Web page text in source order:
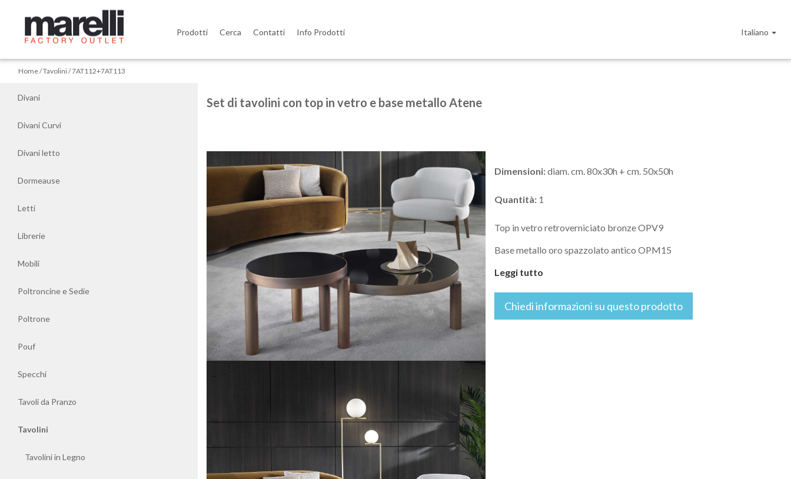
letto
Dormeause
Poltroncine
Sedie
Poltrone
Prodotti Cerca Contatti Info Prodotti Italiano
Home Tavolini 7AT112+7AT113
Set di tavolini con top in vetro e base metallo Atene
Dimensioni:diam. cm. 80x30h + cm. 50x50h
Quantità: 1
Top in vetro retroverniciato bronze OPV9
Base metallo oro spazzolato antico OPM15
Leggi tutto
Chiedi informazioni su questo prodotto
Divani
Divani Curvi
Divani letto
Dormeause
Letti
Librerie
Mobili
Poltroncine e Sedie
Poltrone
Pouf
Specchi
Tavoli da Pranzo
Tavolini
Tavolini in Legno